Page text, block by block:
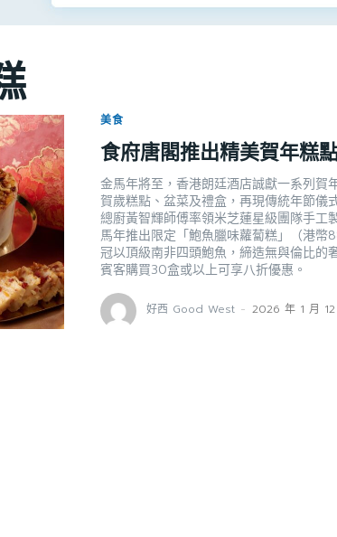
美食
食府唐閣推出精美賀年糕
金馬年將至，香港朗廷酒店誠獻一系列賀
賀歲糕點、盆菜及禮盒，再現傳統年節
總廚黃智輝師傅率領米芝蓮星級團隊手工
馬年推出限定「鮑魚臘味蘿蔔糕」（港
冠以頂級南非四頭鮑魚，締造無與倫比的
賓客購買30盒或以上可享八折優惠。
好西 Good West - 2026 年 1 月 12